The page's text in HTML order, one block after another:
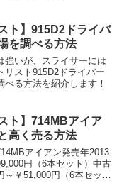
ドで適度なやさしさのタ
を買...
ト】915D2ドライバ
を調べる方法
強いが、スライサーには
リスト915D2ドライバー
べる方法を紹介します！
ト】714MBアイア
高く売る方法
アイアン発売年2013
円（6本セット）中古
～￥51,000円（6本セッ